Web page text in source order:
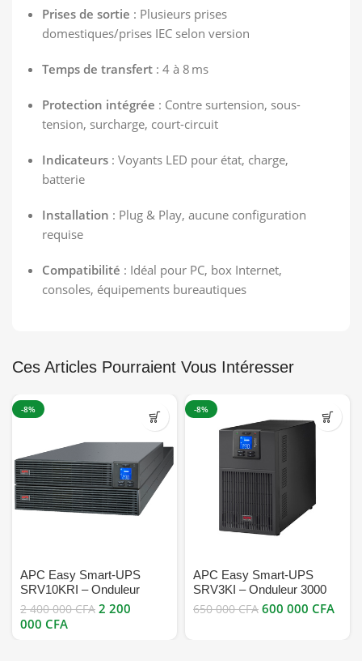
Prises de sortie : Plusieurs prises
domestiques/prises IEC selon version
Temps de transfert : 4 à 8 ms
Protection intégrée : Contre surtension, sous-
tension, surcharge, court-circuit
Indicateurs : Voyants LED pour état, charge,
batterie
Installation : Plug & Play, aucune configuration
requise
Compatibilité : Idéal pour PC, box Internet,
consoles, équipements bureautiques
Ces Articles Pourraient Vous Intéresser
-8%
APC Easy Smart-UPS
SRV10KRI – Onduleur
rackable 10 kVA pour
protection électrique critique
bon prix en vente
2 400 000CFA 2 200
000 CFA
-8%
APC Easy Smart-UPS
SRV3KI – Onduleur 3000
VA en ligne pour charges
650 000CFA 600 000 CFA